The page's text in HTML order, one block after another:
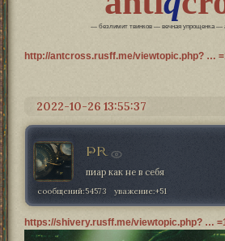
— безлимит твинков — вечная упрощенка —
http://antcross.rusff.me/viewtopic.php? …
2022-10-26 13:55:37
PR
пиар как не в себя
сообщений:54573 уважение:+51
https://shivery.rusff.me/viewtopic.php? …